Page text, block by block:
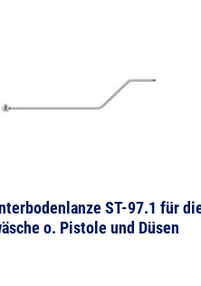
ST-97.1 für
o. Pistole und Düsen